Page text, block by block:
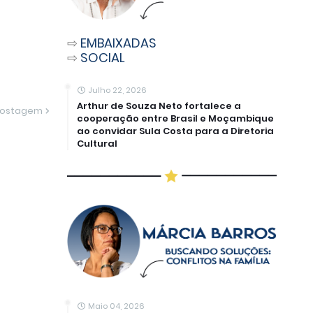
⇨ EMBAIXADAS
⇨ SOCIAL
Julho 22, 2026
Arthur de Souza Neto fortalece a
cooperação entre Brasil e Moçambique
ao convidar Sula Costa para a Diretoria
Cultural
Maio 04, 2026